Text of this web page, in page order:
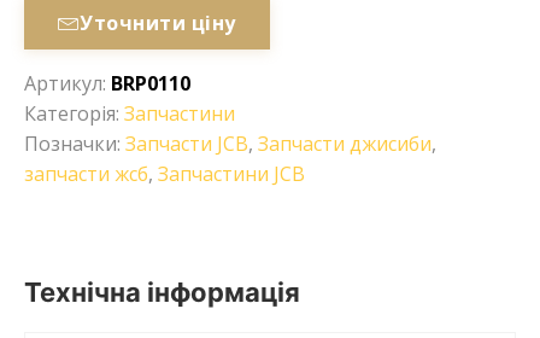
Уточнити ціну
Артикул: BRP0110
Категорія: Запчастини
Позначки: Запчасти JCB, Запчасти джисиби,
запчасти жсб, Запчастини JCB
Технічна інформація